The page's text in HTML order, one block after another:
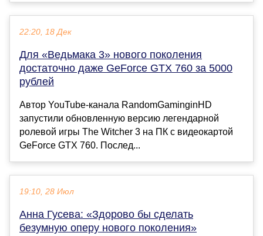
22:20, 18 Дек
Для «Ведьмака 3» нового поколения
достаточно даже GeForce GTX 760 за 5000
рублей
Автор YouTube-канала RandomGaminginHD
запустили обновленную версию легендарной
ролевой игры The Witcher 3 на ПК с видеокартой
GeForce GTX 760. Послед...
19:10, 28 Июл
Анна Гусева: «Здорово бы сделать
безумную оперу нового поколения»